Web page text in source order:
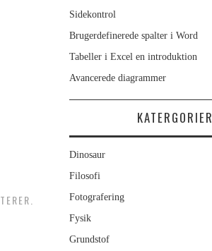
Sidekontrol
Brugerdefinerede spalter i Word
Tabeller i Excel en introduktion
Avancerede diagrammer
KATERGORIER
Dinosaur
Filosofi
Fotografering
Fysik
Grundstof